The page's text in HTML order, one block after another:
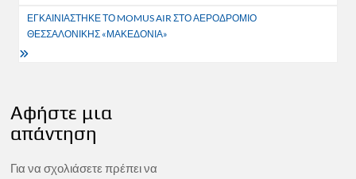
ΕΓΚΑΙΝΙΑΣΤΗΚΕ ΤΟ MOMUS AIR ΣΤΟ ΑΕΡΟΔΡΟΜΙΟ
ΘΕΣΣΑΛΟΝΙΚΗΣ «ΜΑΚΕΔΟΝΙΑ»
Αφήστε μια
απάντηση
Για να σχολιάσετε πρέπει να